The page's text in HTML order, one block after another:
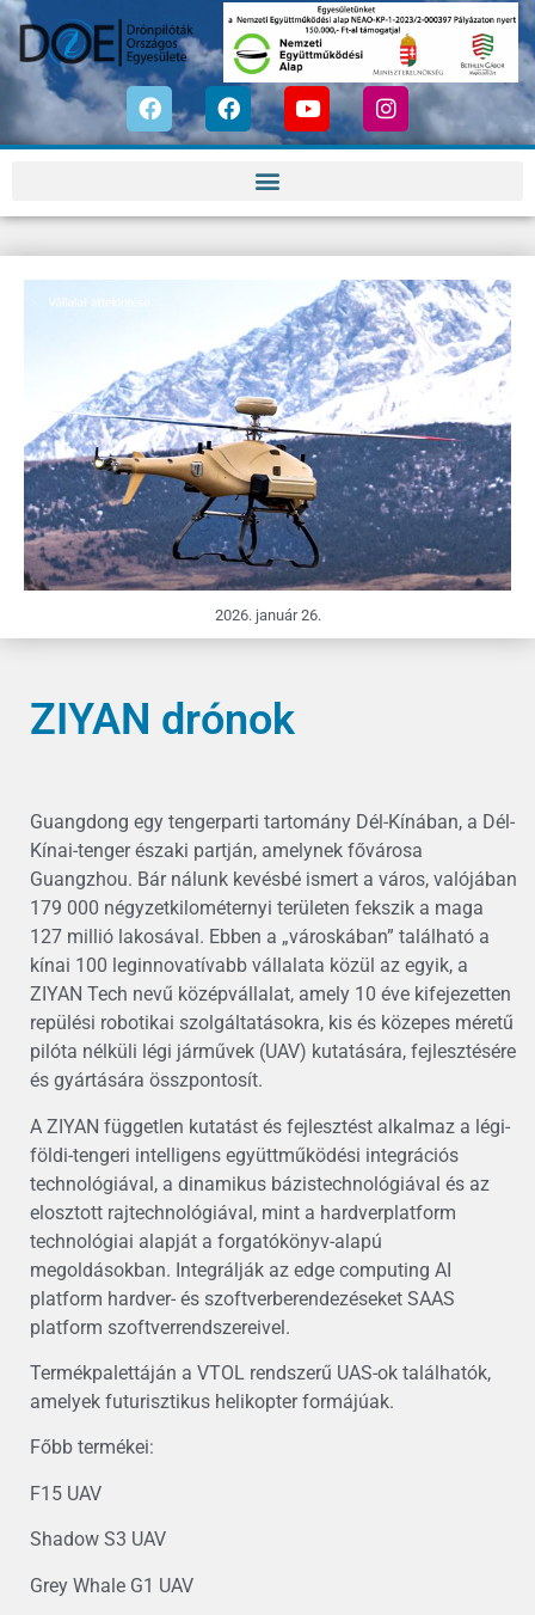
2026. január 26.
ZIYAN drónok
Guangdong egy tengerparti tartomány Dél-Kínában, a Dél-
Kínai-tenger északi partján, amelynek fővárosa
Guangzhou. Bár nálunk kevésbé ismert a város, valójában
179 000 négyzetkilométernyi területen fekszik a maga
127 millió lakosával. Ebben a „városkában” található a
kínai 100 leginnovatívabb vállalata közül az egyik, a
ZIYAN Tech nevű középvállalat, amely 10 éve kifejezetten
repülési robotikai szolgáltatásokra, kis és közepes méretű
pilóta nélküli légi járművek (UAV) kutatására, fejlesztésére
és gyártására összpontosít.
A ZIYAN független kutatást és fejlesztést alkalmaz a légi-
földi-tengeri intelligens együttműködési integrációs
technológiával, a dinamikus bázistechnológiával és az
elosztott rajtechnológiával, mint a hardverplatform
technológiai alapját a forgatókönyv-alapú
megoldásokban. Integrálják az edge computing AI
platform hardver- és szoftverberendezéseket SAAS
platform szoftverrendszereivel.
Termékpalettáján a VTOL rendszerű UAS-ok találhatók,
amelyek futurisztikus helikopter formájúak.
Főbb termékei:
F15 UAV
Shadow S3 UAV
Grey Whale G1 UAV